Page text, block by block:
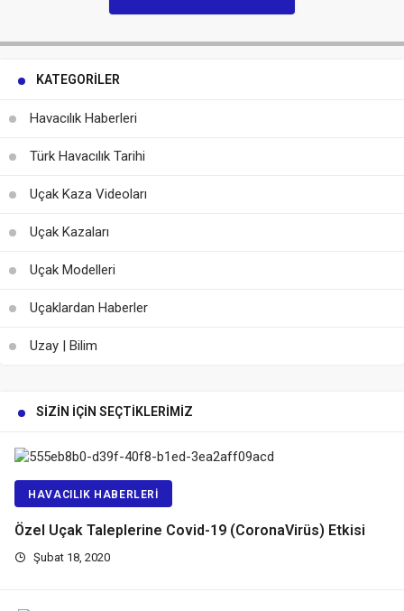
KATEGORILER
Havacılık Haberleri
Türk Havacılık Tarihi
Uçak Kaza Videoları
Uçak Kazaları
Uçak Modelleri
Uçaklardan Haberler
Uzay | Bilim
SIZIN İÇIN SEÇTIKLERIMIZ
HAVACILIK HABERLERI
Özel Uçak Taleplerine Covid-19 (CoronaVirüs) Etkisi
Şubat 18, 2020